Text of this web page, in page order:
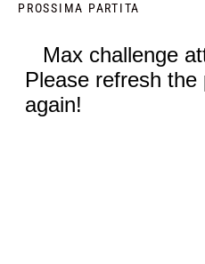
PROSSIMA PARTITA